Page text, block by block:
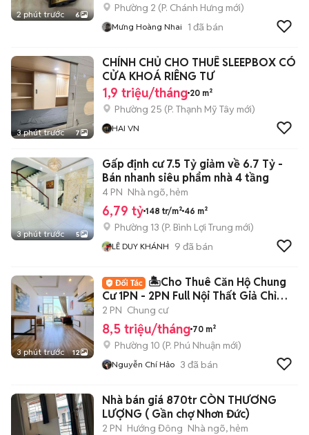
2 phút trước 6
Phường 2 (P. Chánh Hưng mới)
Mưng Hoàng Nhai 1 đã bán
3 phút trước 7
CHÍNH CHỦ CHO THUÊ SLEEPBOX CÓ
CỬA KHOÁ RIÊNG TƯ
1,9 triệu/tháng 20 m²
Phường 25 (P. Thạnh Mỹ Tây mới)
HAI VN
3 phút trước 5
Gấp định cư 7.5 Tỷ giảm về 6.7 Tỷ -
Bán nhanh siêu phẩm nhà 4 tầng
4 PN Nhà ngõ, hẻm
6,79 tỷ 148 tr/m² 46 m²
Phường 13 (P. Bình Lợi Trung mới)
LÊ DUY KHÁNH 9 đã bán
3 phút trước 12
🏝️Cho Thuê Căn Hộ Chung
Cư 1PN - 2PN Full Nội Thất Giả Chỉ
8Tr5🏝️
2 PN Chung cư
8,5 triệu/tháng 70 m²
Phường 10 (P. Phú Nhuận mới)
Nguyễn Chí Hảo 3 đã bán
Nhà bán giá 870tr CÒN THƯƠNG
LƯỢNG ( Gần chợ Nhơn Đức)
2 PN Hướng Đông Nhà ngõ, hẻm